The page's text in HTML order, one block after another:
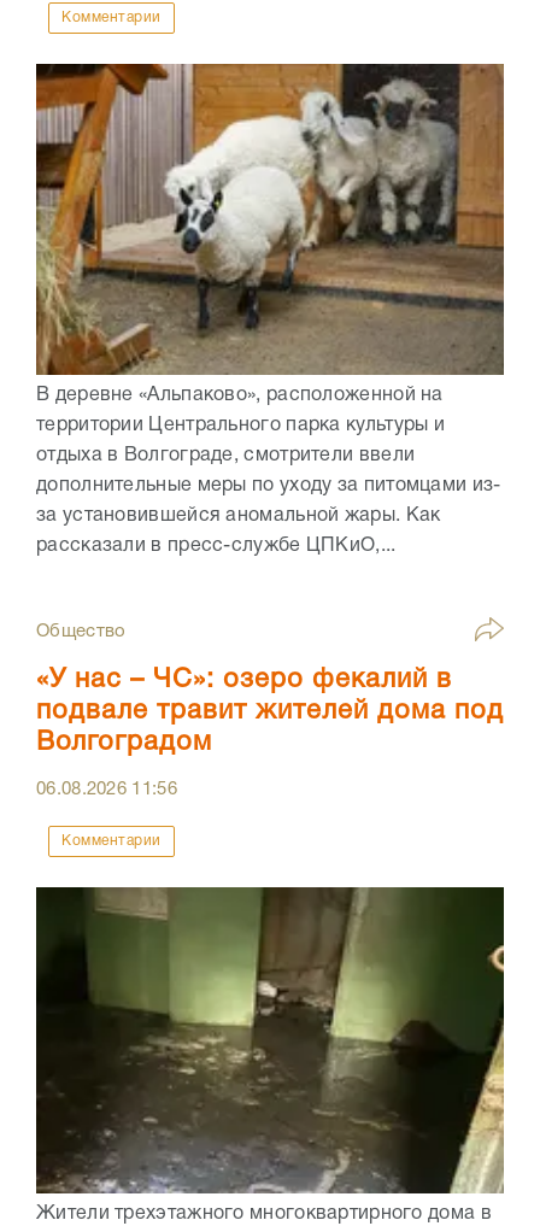
Комментарии
В деревне «Альпаково», расположенной на
территории Центрального парка культуры и
отдыха в Волгограде, смотрители ввели
дополнительные меры по уходу за питомцами из-
за установившейся аномальной жары. Как
рассказали в пресс-службе ЦПКиО,...
Общество
«У нас – ЧС»: озеро фекалий в
подвале травит жителей дома под
Волгоградом
06.08.2026 11:56
Комментарии
Жители трехэтажного многоквартирного дома в